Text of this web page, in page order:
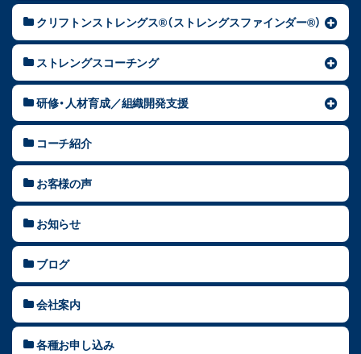
クリフトンストレングス®（ストレングスファインダー®）
ストレングスコーチング
研修・人材育成／組織開発支援
コーチ紹介
お客様の声
お知らせ
ブログ
会社案内
各種お申し込み